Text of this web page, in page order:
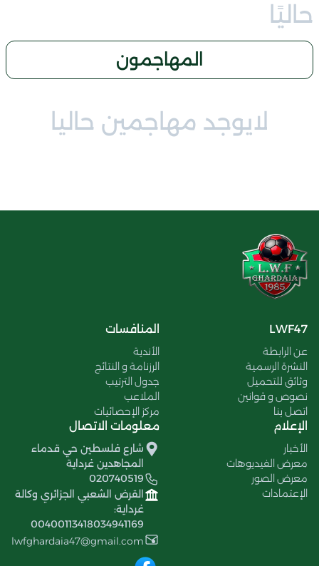
حاليًا
المهاجمون
لايوجد مهاجمين حاليا
LWF47
عن الرابطة
النشرة الرسمية
وثائق للتحميل
نصوص و قوانين
اتصل بنا
المنافسات
الأندية
الرزنامة و النتائج
جدول الترتيب
الملاعب
مركز الإحصائيات
الإعلام
الأخبار
معرض الفيديوهات
معرض الصور
الإعتمادات
معلومات الاتصال
شارع فلسطين حي قدماء
المجاهدين غرداية
020740519
القرض الشعبي الجزائري وكالة
غرداية:
00400113418034941169
lwfghardaia47@gmail.com